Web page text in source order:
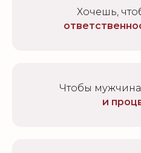
Хочешь,
Чтобы мужчина
и